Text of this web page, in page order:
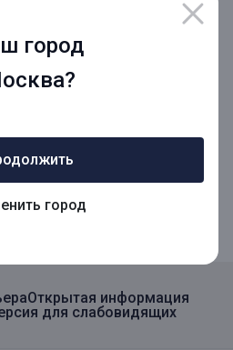
город
город
Открытая информация
для слабовидящих
сетях
для Бизнеса